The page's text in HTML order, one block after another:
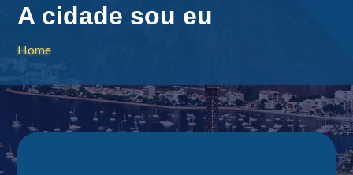
A cidade sou eu
Home